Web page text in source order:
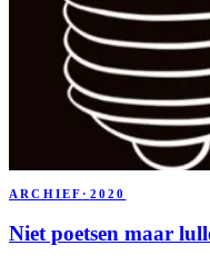
ARCHIEF · 2020
Niet poetsen maar